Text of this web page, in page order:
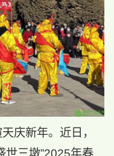
庆新年。近日，